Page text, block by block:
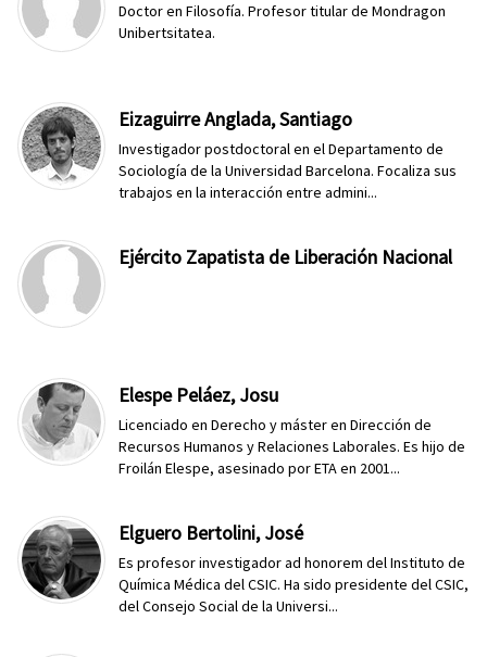
Doctor en Filosofía. Profesor titular de Mondragon
Unibertsitatea.
Eizaguirre Anglada, Santiago
Investigador postdoctoral en el Departamento de
Sociología de la Universidad Barcelona. Focaliza sus
trabajos en la interacción entre admini...
Ejército Zapatista de Liberación Nacional
Elespe Peláez, Josu
Licenciado en Derecho y máster en Dirección de
Recursos Humanos y Relaciones Laborales. Es hijo de
Froilán Elespe, asesinado por ETA en 2001...
Elguero Bertolini, José
Es profesor investigador ad honorem del Instituto de
Química Médica del CSIC. Ha sido presidente del CSIC,
del Consejo Social de la Universi...